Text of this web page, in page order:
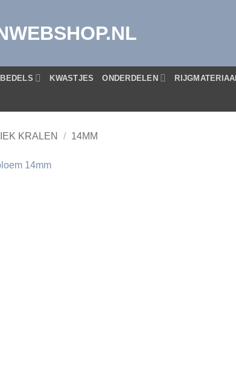
BEDELS KWASTJES ONDERDELEN
KRALEN / 14MM